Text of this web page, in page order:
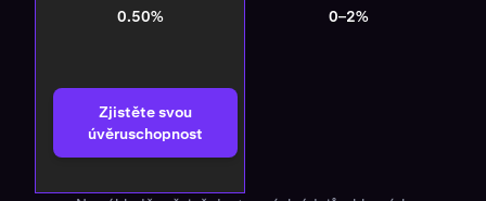
0.50% 0–2%
Zjistěte svou
úvěruschopnost